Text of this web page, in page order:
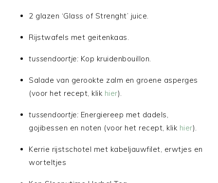
2 glazen ‘Glass of Strenght’ juice.
Rijstwafels met geitenkaas.
tussendoortje: Kop kruidenbouillon.
Salade van gerookte zalm en groene asperges
(voor het recept, klik hier).
tussendoortje: Energiereep met dadels,
gojibessen en noten (voor het recept, klik hier).
Kerrie rijstschotel met kabeljauwfilet, erwtjes en
worteltjes